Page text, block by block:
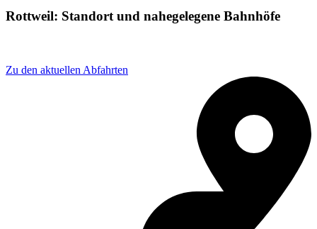
Rottweil: Standort und nahegelegene Bahnhöfe
Zu den aktuellen Abfahrten